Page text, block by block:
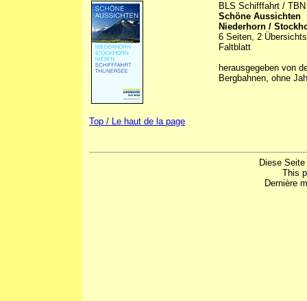
BLS Schifffahrt /
Schöne Aussichten
Niederhorn /
6 Seiten, 2
Faltblatt
herausgegeben von
Bergbahnen, ohne
Top / Le haut de la page
Diese
This
Dernière